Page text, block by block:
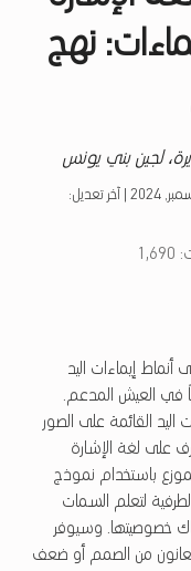
نهج
لجين بني يونس
| آخر تعديل:
1٬690
أنماط إيماءات اليد
في العيش المدعم.
القائمة على الصور
على لغة الإشارة
باستخدام نموذج
لتعلم السمات
خصوصيتها. وسيوفر
يعانون من الصمم أو ضعف